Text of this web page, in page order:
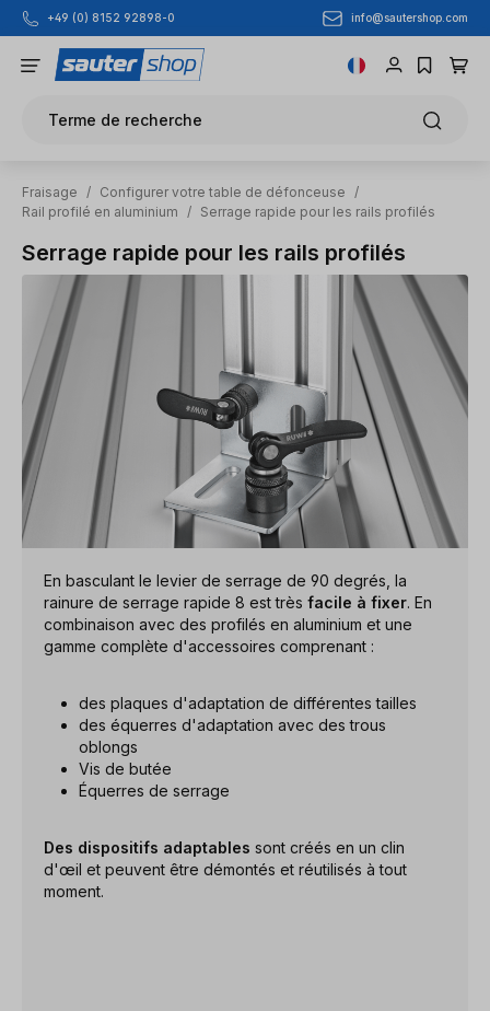
Passer au contenu principal
+49 (0) 8152 92898-0 info@sautershop.com
Terme de recherche
Fraisage / Configurer votre table de défonceuse
/
Rail profilé en aluminium
/ Serrage rapide pour les rails profilés
Serrage rapide pour les rails profilés
En basculant le levier de serrage de 90 degrés, la
rainure de serrage rapide 8 est très facile à fixer. En
combinaison avec des profilés en aluminium et une
gamme complète d'accessoires comprenant :
des plaques d'adaptation de différentes tailles
des équerres d'adaptation avec des trous
oblongs
Vis de butée
Équerres de serrage
Des dispositifs adaptables sont créés en un clin
d'œil et peuvent être démontés et réutilisés à tout
moment.